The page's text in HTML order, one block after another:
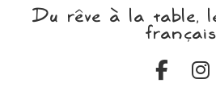
Du rêve à la table,
français